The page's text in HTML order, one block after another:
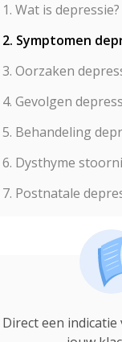
1. Wat is depressie?
2. Symptomen
3. Oorzaken
4. Gevolgen
5. Behandeling
6. Dysthyme
7. Postnatale
Direct een